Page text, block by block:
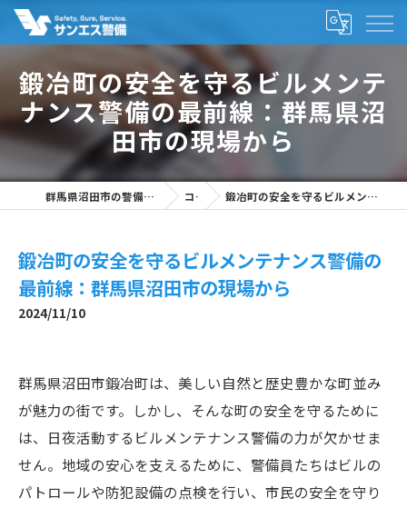
鍛冶町の安全を守るビルメンテ
ナンス警備の最前線：群馬県沼
田市の現場から
群馬県沼田市の警備の求人なら株式会社サンエス警備 コラム 鍛冶町の安全を守るビルメンテナンス警備の最前線：群馬県沼田市の現場から
鍛冶町の安全を守るビルメンテナンス警備の
最前線：群馬県沼田市の現場から
2024/11/10
群馬県沼田市鍛冶町は、美しい自然と歴史豊かな町並み
が魅力の街です。しかし、そんな町の安全を守るために
は、日夜活動するビルメンテナンス警備の力が欠かせま
せん。地域の安心を支えるために、警備員たちはビルの
パトロールや防犯設備の点検を行い、市民の安全を守り